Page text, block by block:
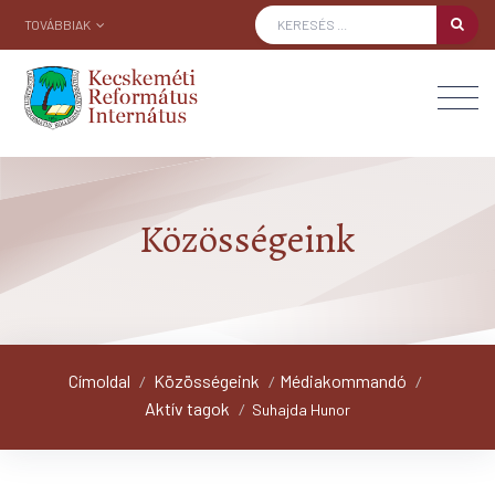
TOVÁBBIAK
Közösségeink
Címoldal / Közösségeink / Médiakommandó /
Aktív tagok / Suhajda Hunor